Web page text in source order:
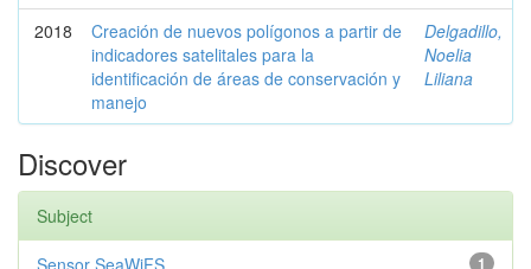
2018
Creación de nuevos polígonos a partir de
indicadores satelitales para la
identificación de áreas de conservación y
manejo
Delgadillo,
Noelia
Liliana
Discover
Subject
1
Sensor SeaWiFS